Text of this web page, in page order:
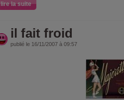
lire la suite
il fait froid
publié le 16/11/2007 à 09:57